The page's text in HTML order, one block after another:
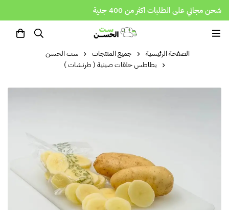
شحن مجاني على الطلبات اكثر من 400 جنية
الصفحة الرئيسية جميع المنتجات
ست الحسن
يطاطس حلقات صينية ( طرنشات )